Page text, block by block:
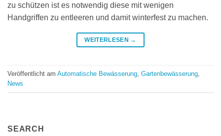
zu schützen ist es notwendig diese mit wenigen
Handgriffen zu entleeren und damit winterfest zu machen.
WEITERLESEN →
Veröffentlicht am Automatische Bewässerung Gartenbewässerung
News
SEARCH